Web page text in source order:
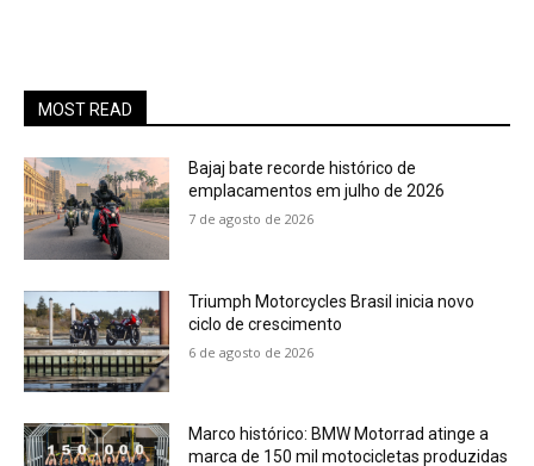
MOST READ
Bajaj bate recorde histórico de
emplacamentos em julho de 2026
7 de agosto de 2026
Triumph Motorcycles Brasil inicia novo
ciclo de crescimento
6 de agosto de 2026
Marco histórico: BMW Motorrad atinge a
marca de 150 mil motocicletas produzidas